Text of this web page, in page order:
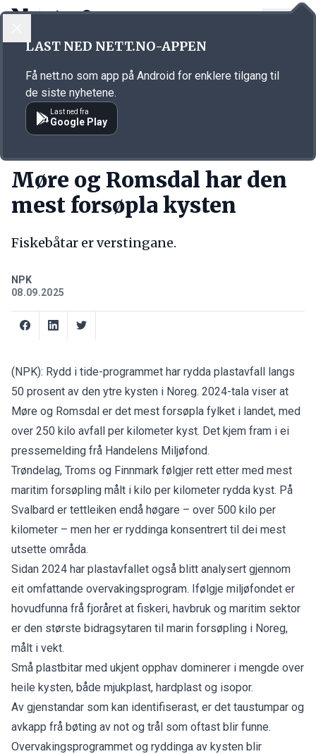
Annonsørinnhold
Møre og Romsdal har den
mest forsøpla kysten
Fiskebåtar er verstingane.
NPK
08.09.2025
(NPK): Rydd i tide-programmet har rydda plastavfall langs
50 prosent av den ytre kysten i Noreg. 2024-tala viser at
Møre og Romsdal er det mest forsøpla fylket i landet, med
over 250 kilo avfall per kilometer kyst. Det kjem fram i ei
pressemelding frå Handelens Miljøfond.
Trøndelag, Troms og Finnmark følgjer rett etter med mest
maritim forsøpling målt i kilo per kilometer rydda kyst. På
Svalbard er tettleiken endå høgare – over 500 kilo per
kilometer – men her er ryddinga konsentrert til dei mest
utsette områda.
Sidan 2024 har plastavfallet også blitt analysert gjennom
eit omfattande overvakingsprogram. Ifølgje miljøfondet er
hovudfunna frå fjoråret at fiskeri, havbruk og maritim sektor
er den største bidragsytaren til marin forsøpling i Noreg,
målt i vekt.
Små plastbitar med ukjent opphav dominerer i mengde over
heile kysten, både mjukplast, hardplast og isopor.
Av gjenstandar som kan identifiserast, er det taustumpar og
avkapp frå bøting av not og trål som oftast blir funne.
Overvakingsprogrammet og ryddinga av kysten blir
LAST NED NETT.NO-APPEN
Få nett.no som app på Android for enklere tilgang til
de siste nyhetene.
Last ned fra
Google Play